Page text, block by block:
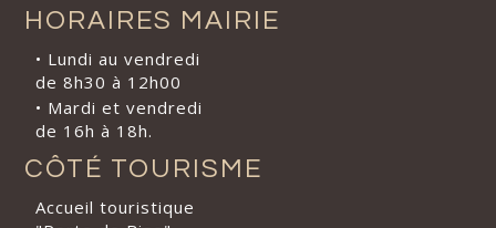
HORAIRES MAIRIE
• Lundi au vendredi
de 8h30 à 12h00
• Mardi et vendredi
de 16h à 18h.
CÔTÉ TOURISME
Accueil touristique